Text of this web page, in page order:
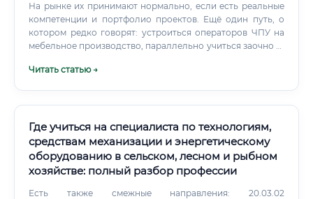
На рынке их принимают нормально, если есть реальные
компетенции и портфолио проектов. Ещё один путь, о
котором редко говорят: устроиться операторов ЧПУ на
мебельное производство, параллельно учиться заочно —
Читать статью →
Где учиться на специалиста по технологиям,
средствам механизации и энергетическому
оборудованию в сельском, лесном и рыбном
хозяйстве: полный разбор профессии
Есть также смежные направления: 20.03.02